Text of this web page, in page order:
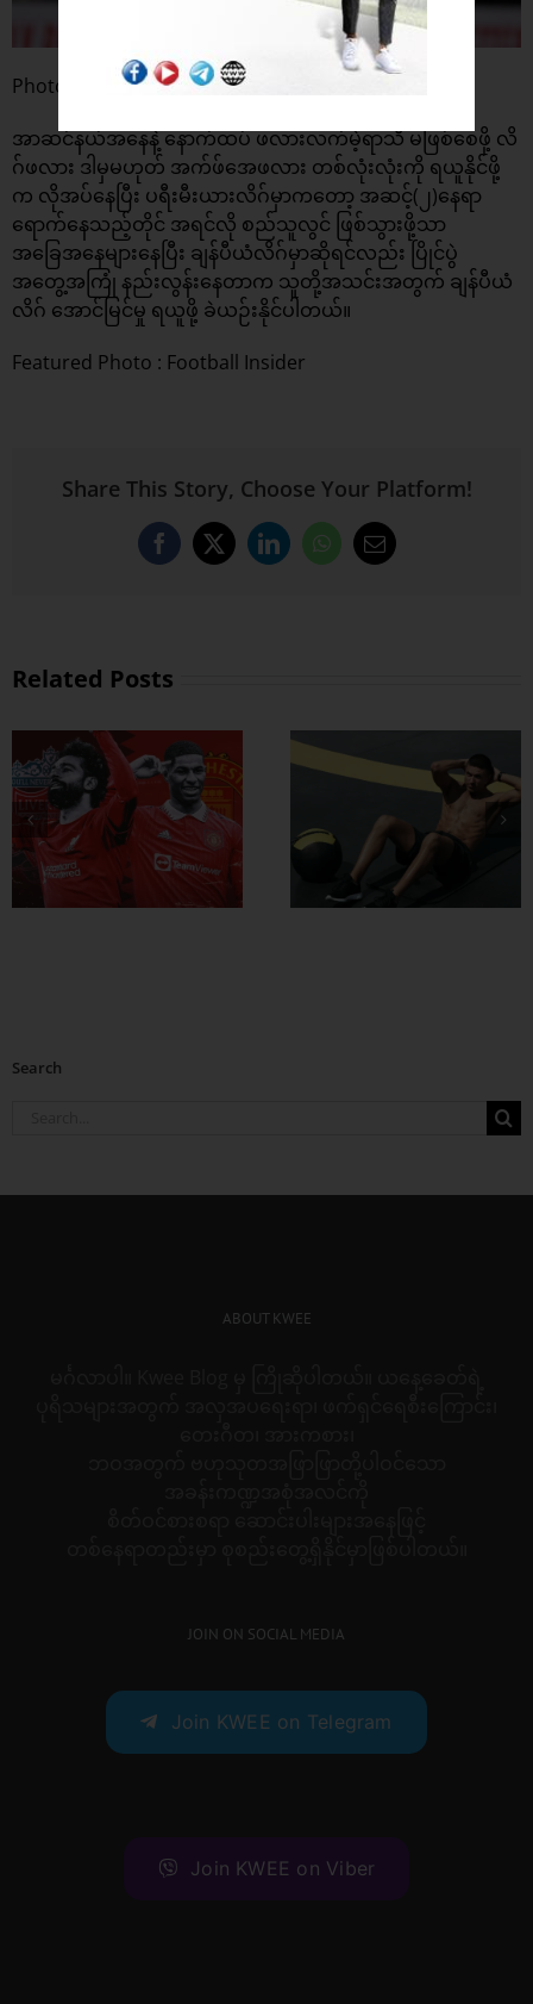
Photo : ESPN
အာဆင်နယ်အနေနဲ့ နောက်ထပ် ဖလားလက်မဲ့ရာသီ မဖြစ်စေဖို့ လိ
ဂ်ဖလား ဒါမှမဟုတ် အက်ဖ်အေဖလား တစ်လုံးလုံးကို ရယူနိုင်ဖို့
က လိုအပ်နေပြီး ပရီးမီးယားလိဂ်မှာကတော့ အဆင့်(၂)နေရာ
ရောက်နေသည့်တိုင် အရင်လို စည်သူလွင် ဖြစ်သွားဖို့သာ
အခြေအနေများနေပြီး ချန်ပီယံလိဂ်မှာဆိုရင်လည်း ပြိုင်ပွဲ
အတွေ့အကြုံ နည်းလွန်းနေတာက သူတို့အသင်းအတွက် ချန်ပီယံ
လိဂ် အောင်မြင်မှု ရယူဖို့ ခဲယဉ်းနိုင်ပါတယ်။
Featured Photo : Football Insider
Share This Story, Choose Your Platform!
Facebook
X LinkedInWhatsApp
Email
Related Posts
ထိထိရောက်ရောက်
ဗိုက်ခေါက် အဆီ
တွေ ချဖို့
Search
ABOUT KWEE
JOIN ON SOCIAL MEDIA
Join KWEE on Telegram
Join KWEE on Viber